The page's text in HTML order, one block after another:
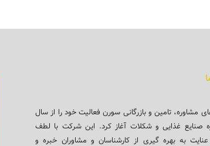
مشاوره، تامین و بازرگانی سورن فعالیت خود را از سال
حوزه صنایع غذایی و شکلات آغاز کرد. این شرکت با لطف
عنایت به بهره گیری از کارشناسان و مشاوران خبره و